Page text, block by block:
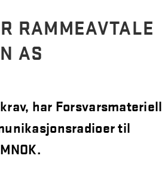
RAMMEAVTALE
AS
har Forsvarsmateriell
til